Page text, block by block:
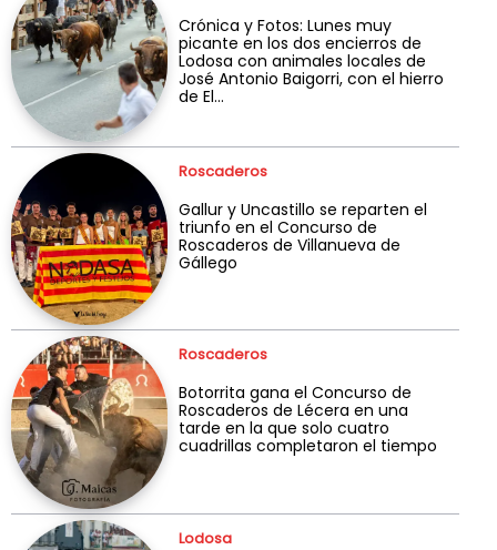
Crónica y Fotos: Lunes muy
picante en los dos encierros de
Lodosa con animales locales de
José Antonio Baigorri, con el hierro
de El...
Roscaderos
Gallur y Uncastillo se reparten el
triunfo en el Concurso de
Roscaderos de Villanueva de
Gállego
Roscaderos
Botorrita gana el Concurso de
Roscaderos de Lécera en una
tarde en la que solo cuatro
cuadrillas completaron el tiempo
Lodosa